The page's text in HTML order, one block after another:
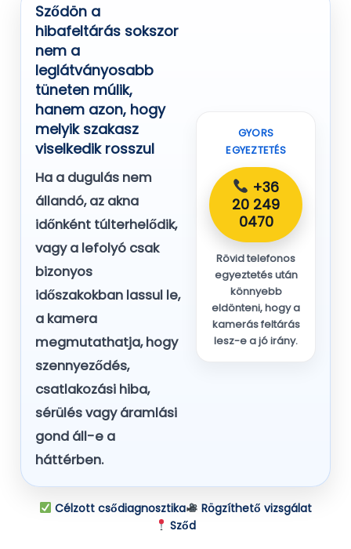
Sződön a
hibafeltárás sokszor
nem a
leglátványosabb
tüneten múlik,
hanem azon, hogy
melyik szakasz
viselkedik rosszul
Ha a dugulás nem
állandó, az akna
időnként túlterhelődik,
vagy a lefolyó csak
bizonyos
időszakokban lassul le,
a kamera
megmutathatja, hogy
szennyeződés,
csatlakozási hiba,
sérülés vagy áramlási
gond áll-e a
háttérben.
GYORS
EGYEZTETÉS
+36
20 249
0470
Rövid telefonos
egyeztetés után
könnyebb
eldönteni, hogy a
kamerás feltárás
lesz-e a jó irány.
Célzott csődiagnosztika
Rögzíthető vizsgálat
Sződ